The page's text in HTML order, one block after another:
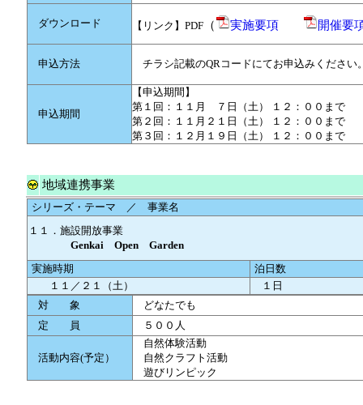
ダウンロード 【リンク】PDF（ 実施要項 開催要
申込方法 チラシ記載のQRコードにてお申込みください
申込期間
【申込期間】
第１回：１１月 ７日（土） １２：００まで
第２回：１１月２１日（土） １２：００まで
第３回：１２月１９日（土） １２：００まで
地域連携事業
シリーズ・テーマ ／ 事業名
１１．施設開放事業
Genkai Open Garden
実施時期
泊日数
１１／２１（土）
１日
対 象
どなたでも
定 員
５００人
活動内容(予定）
自然体験活動
自然クラフト活動
遊びリンピック